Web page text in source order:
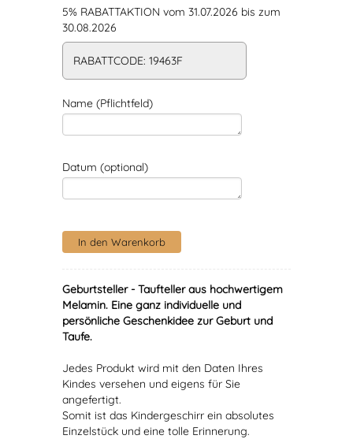
5% RABATTAKTION vom 31.07.2026 bis zum
30.08.2026
RABATTCODE: 19463F
Name (Pflichtfeld)
Datum (optional)
Geburtsteller - Taufteller aus hochwertigem
Melamin. Eine ganz individuelle und
persönliche Geschenkidee zur Geburt und
Taufe.
Jedes Produkt wird mit den Daten Ihres
Kindes versehen und eigens für Sie
angefertigt.
Somit ist das Kindergeschirr ein absolutes
Einzelstück und eine tolle Erinnerung.